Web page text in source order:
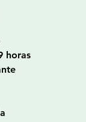
horas